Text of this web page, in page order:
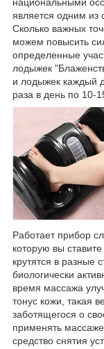
является одним из
Сколько важных
можем повысить
определенные
лодыжек
и лодыжек каждый
раза в день по 10-
Работает прибор
которую вы
крутятся в разные
биологически
время массажа
тонус кожи, такая
заботящегося о
применять
средство снятия